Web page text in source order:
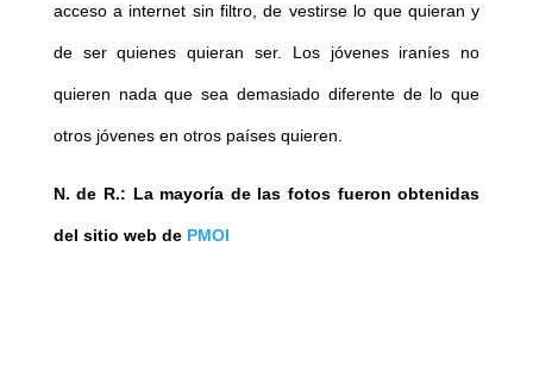
acceso a internet sin filtro, de vestirse lo que quieran y
de ser quienes quieran ser. Los jóvenes iraníes no
quieren nada que sea demasiado diferente de lo que
otros jóvenes en otros países quieren.
N. de R.: La mayoría de las fotos fueron obtenidas
del sitio web de PMOI